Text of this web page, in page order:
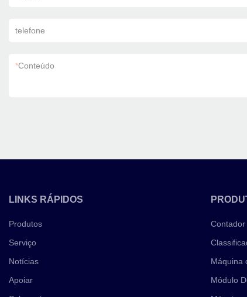
telefone
*Conteúdo
LINKS RÁPIDOS
Produtos
Serviço
Notícias
Apoiar
Máquina
Módulo